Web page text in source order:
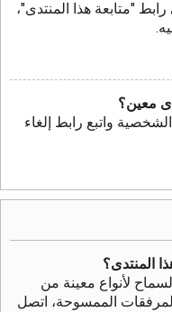
"متابعة هذا المنتدى"،
معين؟
واتبع رابط إلغاء
المنتدى؟
لأنواع معينة من
الممسوحة، اتصل